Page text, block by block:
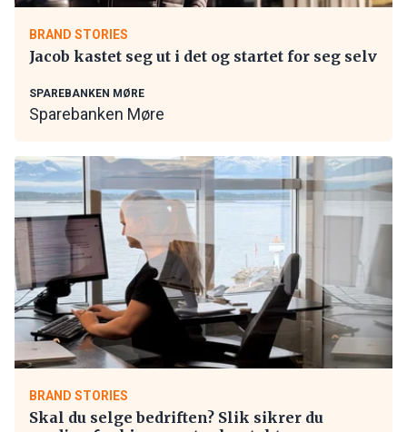
BRAND STORIES
Jacob kastet seg ut i det og startet for seg selv
SPAREBANKEN MØRE
Sparebanken Møre
BRAND STORIES
Skal du selge bedriften? Slik sikrer du